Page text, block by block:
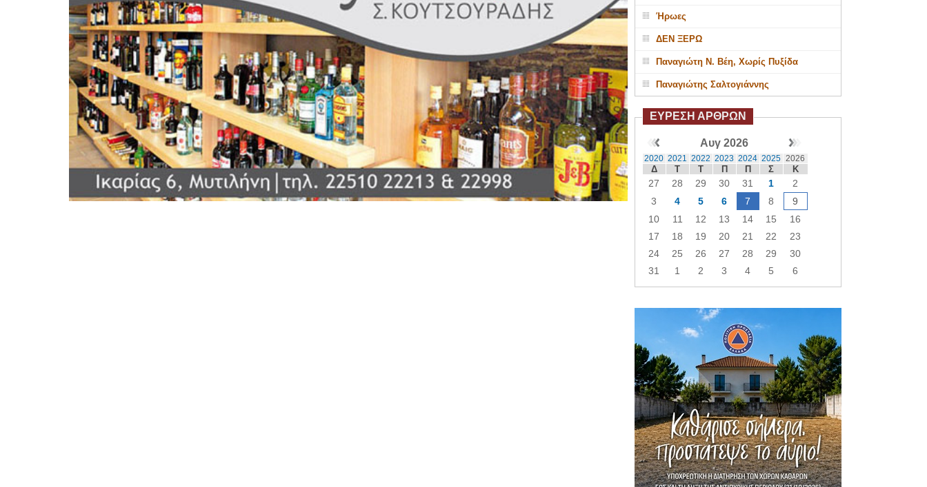
Ήρωες
ΔΕΝ ΞΕΡΩ
Παναγιώτη Ν. Βέη, Χωρίς Πυξίδα
Παναγιώτης Σαλτογιάννης
ΕΥΡΕΣΗ ΑΡΘΡΩΝ
Αυγ 2026
2020 2021 2022 2023 2024 2025 2026
Δ Τ Τ Π Π Σ Κ
27 28 29 30 31 1
2
3
4 5 6 7 8
9
10
11 12 13 14 15
16
17
18 19 20 21 22
23
24
25 26 27 28 29
30
31
1 2 3 4 5 6